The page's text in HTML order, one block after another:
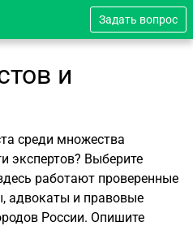
Задать вопрос
и
среди множества
экспертов? Выберите
работают проверенные
адвокаты и правовые
России. Опишите